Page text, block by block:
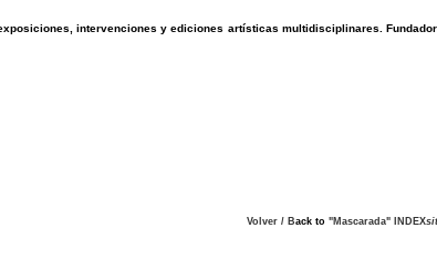
intervenciones y ediciones artísticas multidisciplinares.
Volver / Back to "Mascarada" INDEX